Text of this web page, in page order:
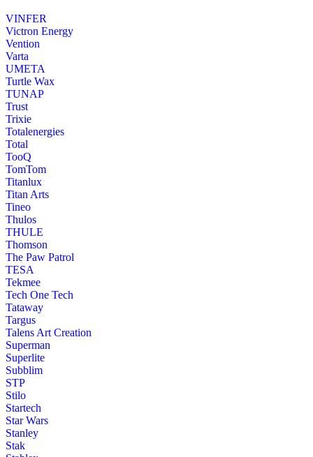
VINFER
Victron Energy
Vention
Varta
UMETA
Turtle Wax
TUNAP
Trust
Trixie
Totalenergies
Total
TooQ
TomTom
Titanlux
Titan Arts
Tineo
Thulos
THULE
Thomson
The Paw Patrol
TESA
Tekmee
Tech One Tech
Tataway
Targus
Talens Art Creation
Superman
Superlite
Subblim
STP
Stilo
Startech
Star Wars
Stanley
Stak